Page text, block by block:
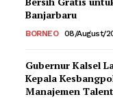
Banjarbaru
BORNEO 08/August/
Gubernur Kalsel
Kepala
Manajemen